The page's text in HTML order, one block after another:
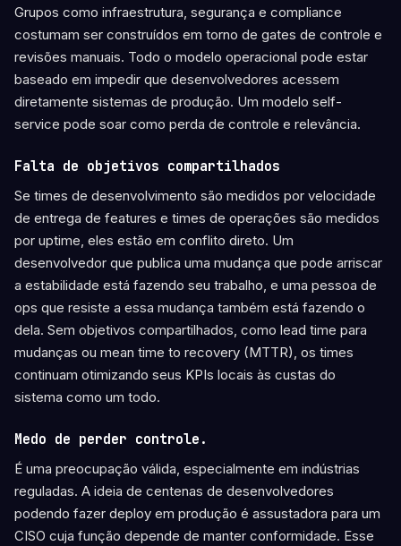
Grupos como infraestrutura, segurança e compliance
costumam ser construídos em torno de gates de controle e
revisões manuais. Todo o modelo operacional pode estar
baseado em impedir que desenvolvedores acessem
diretamente sistemas de produção. Um modelo self-
service pode soar como perda de controle e relevância.
Falta de objetivos compartilhados
Se times de desenvolvimento são medidos por velocidade
de entrega de features e times de operações são medidos
por uptime, eles estão em conflito direto. Um
desenvolvedor que publica uma mudança que pode arriscar
a estabilidade está fazendo seu trabalho, e uma pessoa de
ops que resiste a essa mudança também está fazendo o
dela. Sem objetivos compartilhados, como lead time para
mudanças ou mean time to recovery (MTTR), os times
continuam otimizando seus KPIs locais às custas do
sistema como um todo.
Medo de perder controle.
É uma preocupação válida, especialmente em indústrias
reguladas. A ideia de centenas de desenvolvedores
podendo fazer deploy em produção é assustadora para um
CISO cuja função depende de manter conformidade. Esse